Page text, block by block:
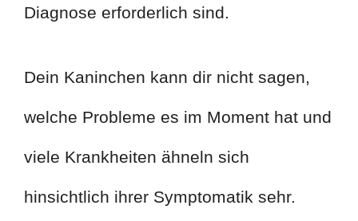
Diagnose erforderlich sind.
Dein Kaninchen kann dir nicht sagen,
welche Probleme es im Moment hat und
viele Krankheiten ähneln sich
hinsichtlich ihrer Symptomatik sehr.